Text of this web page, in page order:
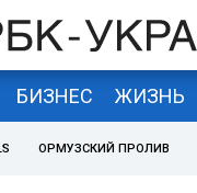
БИЗНЕС ЖИЗНЬ
ОРМУЗСКИЙ ПРОЛИВ